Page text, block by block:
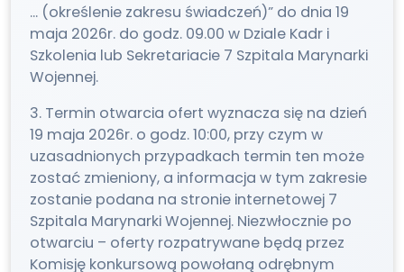
… (określenie zakresu świadczeń)” do dnia 19
maja 2026r. do godz. 09.00 w Dziale Kadr i
Szkolenia lub Sekretariacie 7 Szpitala Marynarki
Wojennej.
3. Termin otwarcia ofert wyznacza się na dzień
19 maja 2026r. o godz. 10:00, przy czym w
uzasadnionych przypadkach termin ten może
zostać zmieniony, a informacja w tym zakresie
zostanie podana na stronie internetowej 7
Szpitala Marynarki Wojennej. Niezwłocznie po
otwarciu – oferty rozpatrywane będą przez
Komisję konkursową powołaną odrębnym